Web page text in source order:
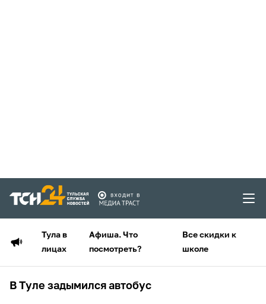
Тула в
лицах
Афиша. Что
посмотреть?
Все скидки к
школе
В Туле задымился автобус